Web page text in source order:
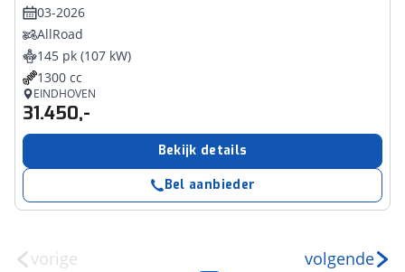
03-2026
AllRoad
145 pk (107 kW)
1300 cc
EINDHOVEN
31.450,-
Bekijk details
Bel aanbieder
vorige volgende